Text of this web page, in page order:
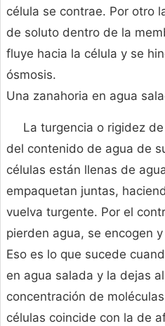
célula se contrae. Por otro
de soluto dentro de la
fluye hacia la célula y se
ósmosis.
Una zanahoria en agua
La turgencia o rigidez
del contenido de agua de
células están llenas de
empaquetan juntas,
vuelva turgente. Por el
pierden agua, se encogen
Eso es lo que sucede
en agua salada y la dejas
concentración de
células coincide con la de